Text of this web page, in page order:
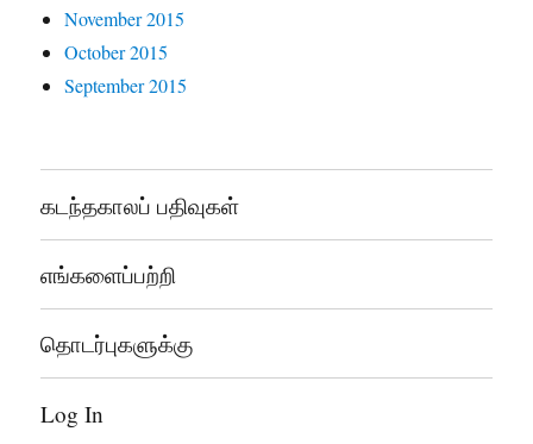
November 2015
October 2015
September 2015
கடந்தகாலப் பதிவுகள்
எங்களைப்பற்றி
தொடர்புகளுக்கு
Log In